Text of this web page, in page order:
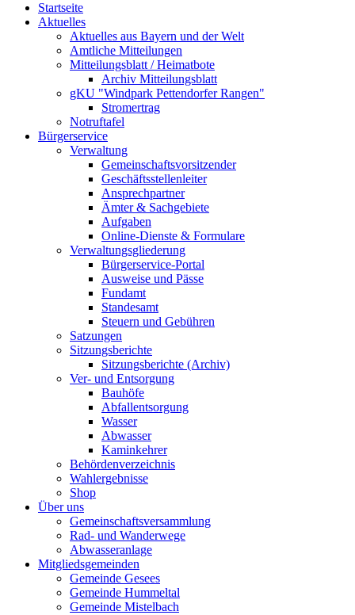
Startseite
Aktuelles
Aktuelles aus Bayern und der Welt
Amtliche Mitteilungen
Mitteilungsblatt / Heimatbote
Archiv Mitteilungsblatt
gKU "Windpark Pettendorfer Rangen"
Stromertrag
Notruftafel
Bürgerservice
Verwaltung
Gemeinschaftsvorsitzender
Geschäftsstellenleiter
Ansprechpartner
Ämter & Sachgebiete
Aufgaben
Online-Dienste & Formulare
Verwaltungsgliederung
Bürgerservice-Portal
Ausweise und Pässe
Fundamt
Standesamt
Steuern und Gebühren
Satzungen
Sitzungsberichte
Sitzungsberichte (Archiv)
Ver- und Entsorgung
Bauhöfe
Abfallentsorgung
Wasser
Abwasser
Kaminkehrer
Behördenverzeichnis
Wahlergebnisse
Shop
Über uns
Gemeinschaftsversammlung
Rad- und Wanderwege
Abwasseranlage
Mitgliedsgemeinden
Gemeinde Gesees
Gemeinde Hummeltal
Gemeinde Mistelbach